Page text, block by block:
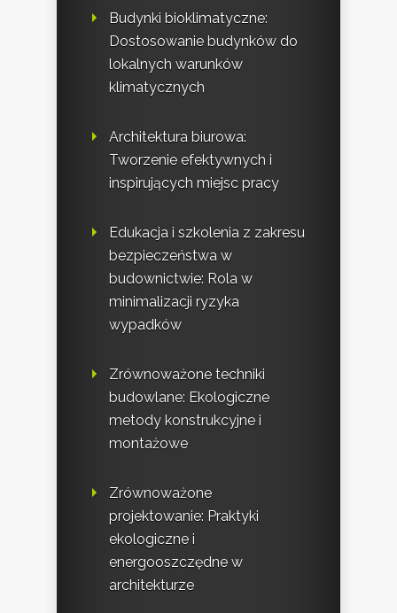
Budynki bioklimatyczne:
Dostosowanie budynków do
lokalnych warunków
klimatycznych
Architektura biurowa:
Tworzenie efektywnych i
inspirujących miejsc pracy
Edukacja i szkolenia z zakresu
bezpieczeństwa w
budownictwie: Rola w
minimalizacji ryzyka
wypadków
Zrównoważone techniki
budowlane: Ekologiczne
metody konstrukcyjne i
montażowe
Zrównoważone
projektowanie: Praktyki
ekologiczne i
energooszczędne w
architekturze